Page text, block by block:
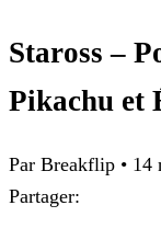
Staross –
Pikachu et
Par Breakflip • 14
Partager: